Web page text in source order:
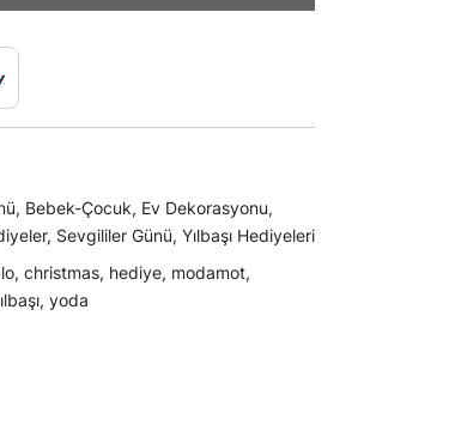
, Bebek-Çocuk, Ev Dekorasyonu,
, Sevgililer Günü, Yılbaşı Hediyeleri
, christmas, hediye, modamot,
, yoda